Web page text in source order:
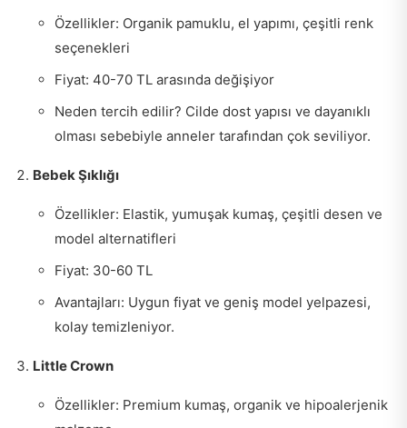
Özellikler: Organik pamuklu, el yapımı, çeşitli renk
seçenekleri
Fiyat: 40-70 TL arasında değişiyor
Neden tercih edilir? Cilde dost yapısı ve dayanıklı
olması sebebiyle anneler tarafından çok seviliyor.
Bebek Şıklığı
Özellikler: Elastik, yumuşak kumaş, çeşitli desen ve
model alternatifleri
Fiyat: 30-60 TL
Avantajları: Uygun fiyat ve geniş model yelpazesi,
kolay temizleniyor.
Little Crown
Özellikler: Premium kumaş, organik ve hipoalerjenik